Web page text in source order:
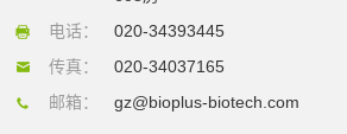
电话：
020-34393445
传真：
020-34037165
邮箱：
gz@bioplus-biotech.com